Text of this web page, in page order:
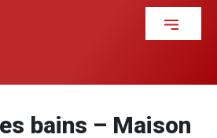
bains – Maison